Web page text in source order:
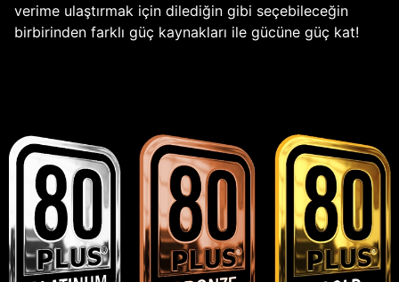
verime ulaştırmak için dilediğin gibi seçebileceğin
birbirinden farklı güç kaynakları ile gücüne güç kat!